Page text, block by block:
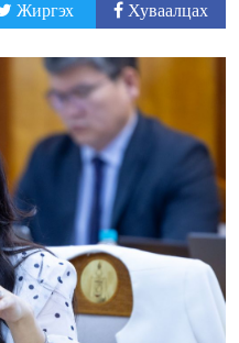
Жиргэх Хуваалцах